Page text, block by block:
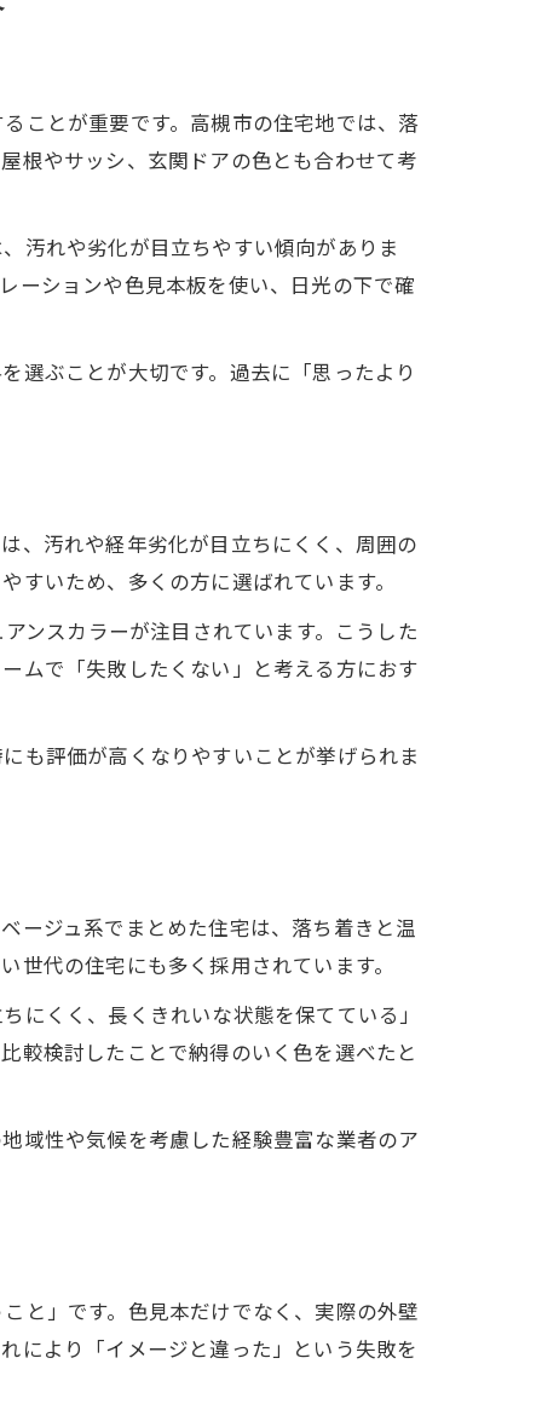
ことが重要です。高槻市の住宅地では、落
根やサッシ、玄関ドアの色とも合わせて考
汚れや劣化が目立ちやすい傾向がありま
ーションや色見本板を使い、日光の下で確
選ぶことが大切です。過去に「思ったより
、汚れや経年劣化が目立ちにくく、周囲の
いため、多くの方に選ばれています。
ンスカラーが注目されています。こうした
ムで「失敗したくない」と考える方におす
も評価が高くなりやすいことが挙げられま
ージュ系でまとめた住宅は、落ち着きと温
代の住宅にも多く採用されています。
にくく、長くきれいな状態を保てている」
較検討したことで納得のいく色を選べたと
域性や気候を考慮した経験豊富な業者のア
と」です。色見本だけでなく、実際の外壁
により「イメージと違った」という失敗を